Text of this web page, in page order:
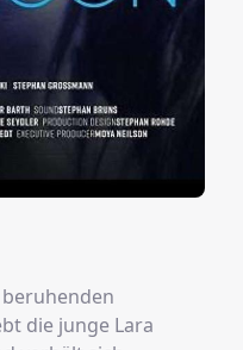
die junge Lara